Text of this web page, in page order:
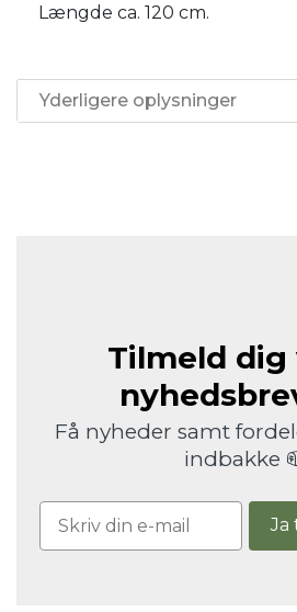
Længde ca. 120 cm.
Yderligere oplysninger
Tilmeld dig
Få nyheder samt
indbakke
Ja